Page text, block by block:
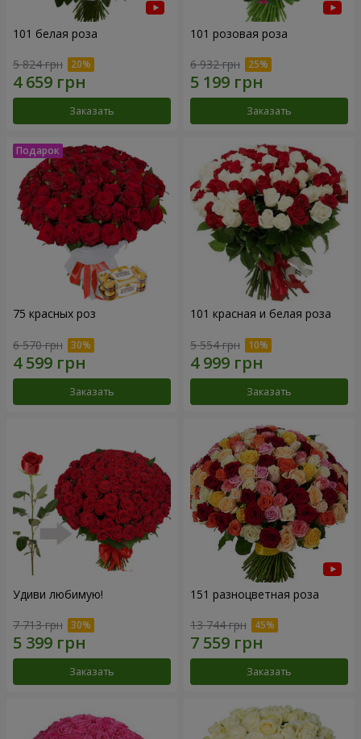
101 белая роза
5 824 грн
Заказать
101 розовая роза
6 932 грн
Заказать
75 красных роз
6 570 грн
Заказать
101 красная и белая роза
5 554 грн
Заказать
Удиви любимую!
7 713 грн
Заказать
151 разноцветная роза
13 744 грн
Заказать